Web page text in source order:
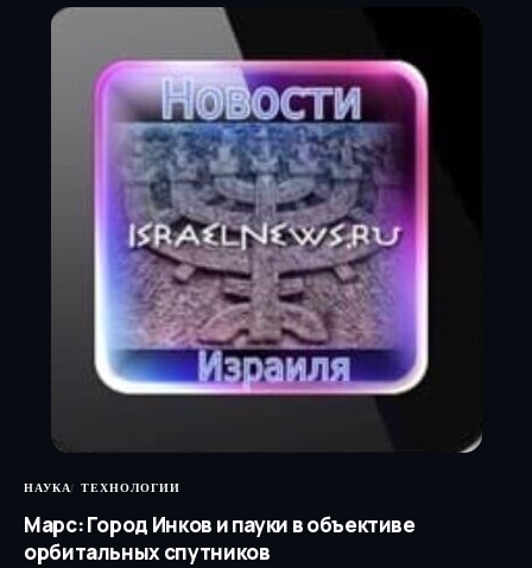
НАУКА ТЕХНОЛОГИИ
Марс: Город Инков и пауки в объективе
орбитальных спутников